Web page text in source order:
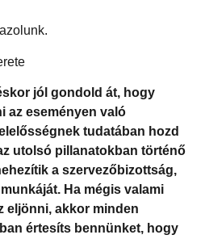
jól gondold át, hogy
az eseményen való
tudatában hozd
utolsó pillanatokban történő
a szervezőbizottság,
Ha mégis valami
eljönni, akkor minden
értesíts bennünket, hogy